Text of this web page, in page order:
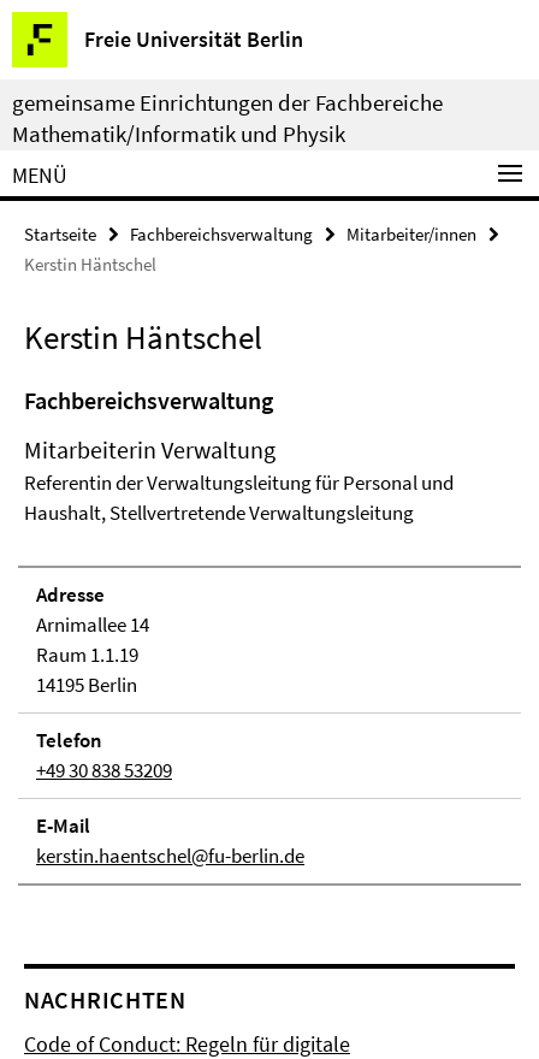
Springe
direkt
zu
Inhalt
Freie Universität Berlin
Service-
Navigation
gemeinsame Einrichtungen der Fachbereiche
Mathematik/Informatik und Physik
MENÜ
Startseite Fachbereichsverwaltung
Mitarbeiter/innen
Kerstin Häntschel
Kerstin Häntschel
Fachbereichsverwaltung
Mitarbeiterin Verwaltung
Referentin der Verwaltungsleitung für Personal und
Haushalt, Stellvertretende Verwaltungsleitung
Adresse
Arnimallee 14
Raum 1.1.19
14195 Berlin
Telefon
+49 30 838 53209
E-Mail
kerstin.haentschel@fu-berlin.de
NACHRICHTEN
Code of Conduct: Regeln für digitale